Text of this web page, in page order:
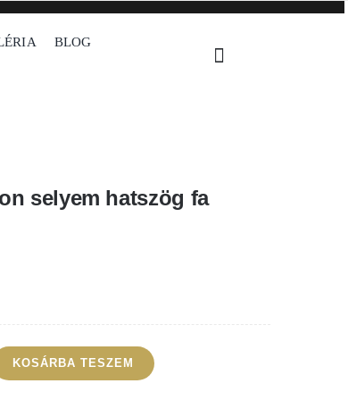
BLOG
selyem hatszög fa
KOSÁRBA TESZEM